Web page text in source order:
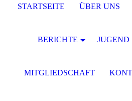
STARTSEITE ÜBER UNS
BERICHTE JUGEND
MITGLIEDSCHAFT